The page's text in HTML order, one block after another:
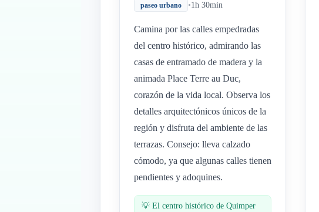
paseo urbano •1h 30min
Camina por las calles empedradas
del centro histórico, admirando las
casas de entramado de madera y la
animada Place Terre au Duc,
corazón de la vida local. Observa los
detalles arquitectónicos únicos de la
región y disfruta del ambiente de las
terrazas. Consejo: lleva calzado
cómodo, ya que algunas calles tienen
pendientes y adoquines.
💡 El centro histórico de Quimper